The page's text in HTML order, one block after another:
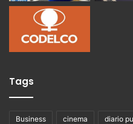
Tags
Business cinema diario